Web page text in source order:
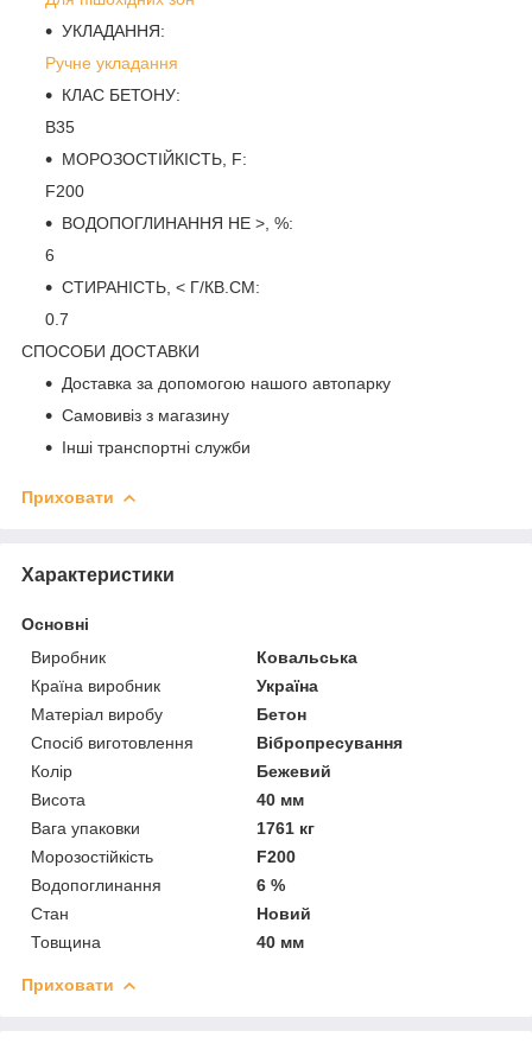
УКЛАДАННЯ:
Ручне укладання
КЛАС БЕТОНУ:
B35
МОРОЗОСТІЙКІСТЬ, F:
F200
ВОДОПОГЛИНАННЯ НЕ >, %:
6
СТИРАНІСТЬ, < Г/КВ.СМ:
0.7
СПОСОБИ ДОСТАВКИ
Доставка за допомогою нашого автопарку
Самовивіз з магазину
Інші транспортні служби
Приховати
Характеристики
Основні
Виробник
Ковальська
Країна виробник
Україна
Матеріал виробу
Бетон
Спосіб виготовлення
Вібропресування
Колір
Бежевий
Висота
40 мм
Вага упаковки
1761 кг
Морозостійкість
F200
Водопоглинання
6 %
Стан
Новий
Товщина
40 мм
Приховати